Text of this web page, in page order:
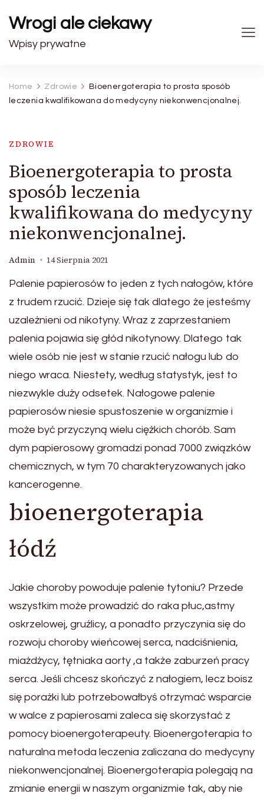
Wrogi ale ciekawy
Wpisy prywatne
Home Zdrowie
Bioenergoterapia to prosta sposób
leczenia kwalifikowana do medycyny niekonwencjonalnej.
ZDROWIE
Bioenergoterapia to prosta
sposób leczenia
kwalifikowana do medycyny
niekonwencjonalnej.
Admin 14 Sierpnia 2021
Palenie papierosów to jeden z tych nałogów, które
z trudem rzucić. Dzieje się tak dlatego że jesteśmy
uzależnieni od nikotyny. Wraz z zaprzestaniem
palenia pojawia się głód nikotynowy. Dlatego tak
wiele osób nie jest w stanie rzucić nałogu lub do
niego wraca. Niestety, według statystyk, jest to
niezwykle duży odsetek. Nałogowe palenie
papierosów niesie spustoszenie w organizmie i
może być przyczyną wielu ciężkich chorób. Sam
dym papierosowy gromadzi ponad 7000 związków
chemicznych, w tym 70 charakteryzowanych jako
kancerogenne.
bioenergoterapia
łódź
Jakie choroby powoduje palenie tytoniu? Przede
wszystkim może prowadzić do raka płuc,astmy
oskrzelowej, gruźlicy, a ponadto przyczynia się do
rozwoju choroby wieńcowej serca, nadciśnienia,
miażdżycy, tętniaka aorty ,a także zaburzeń pracy
serca. Jeśli chcesz skończyć z nałogiem, lecz boisz
się porażki lub potrzebowałbyś otrzymać wsparcie
w walce z papierosami zaleca się skorzystać z
pomocy bioenergoterapeuty. Bioenergoterapia to
naturalna metoda leczenia zaliczana do medycyny
niekonwencjonalnej. Bioenergoterapia polegają na
zmianie energii w naszym organizmie tak, aby nie